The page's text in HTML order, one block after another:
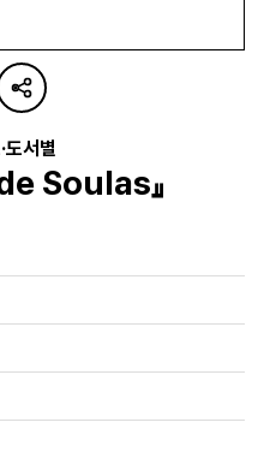
도서별
Soulas』